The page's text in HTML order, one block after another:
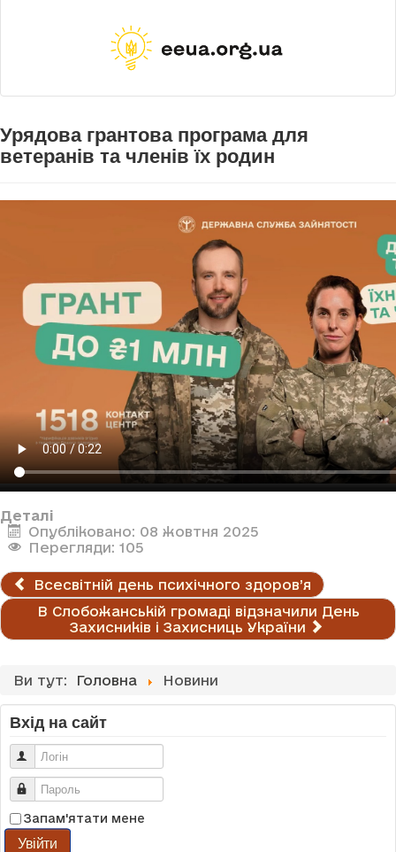
Урядова грантова програма для
ветеранів та членів їх родин
Деталі
Опубліковано: 08 жовтня 2025
Перегляди: 105
Всесвітній день психічного здоров’я
В Слобожанській громаді відзначили День
Захисників і Захисниць України
Ви тут: Головна Новини
Вхід на сайт
Логін
Пароль
Запам'ятати мене
Увійти